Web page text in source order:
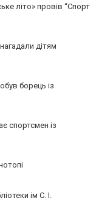
літо» провів “Спорт
дітям
борець із
спортсмен із
ім С. І.